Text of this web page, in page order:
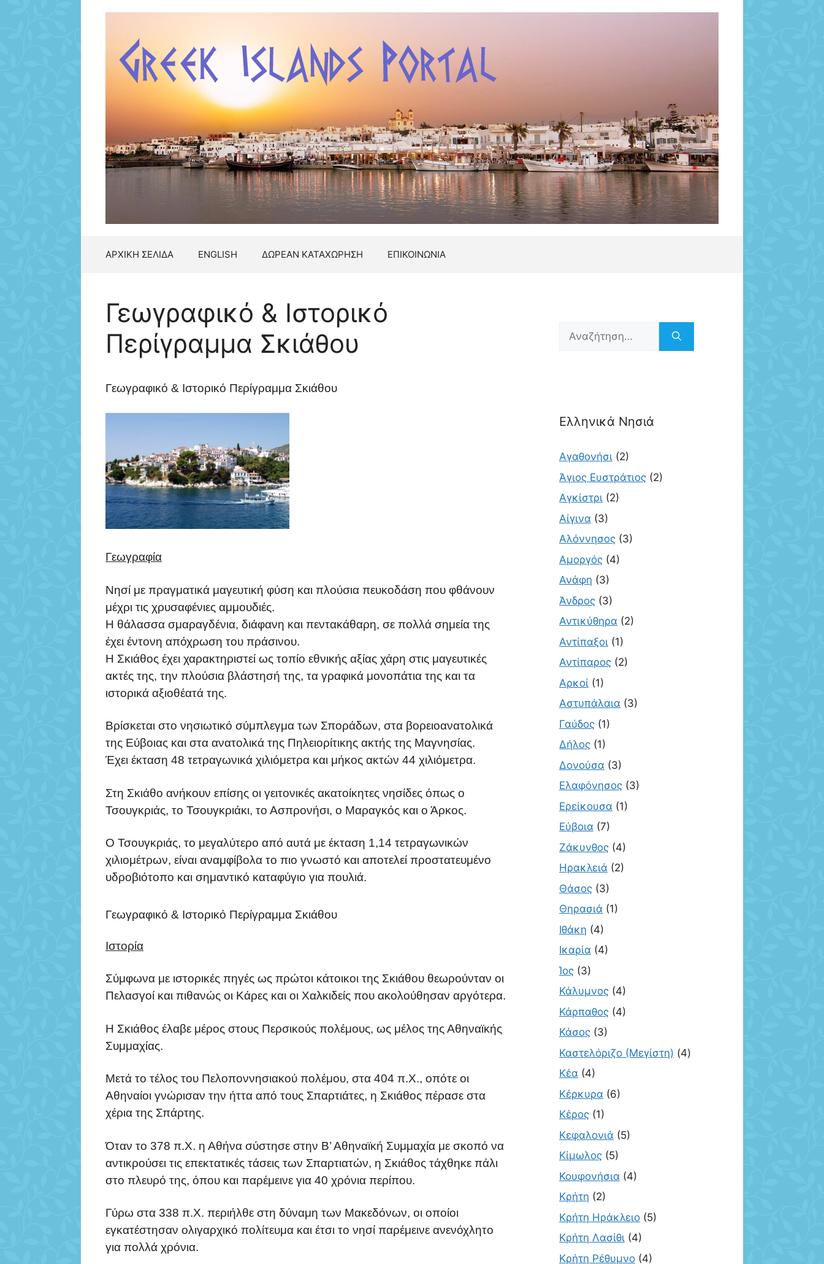
ΑΡΧΙΚΗ ΣΕΛΙΔΑ ENGLISH ΔΩΡΕΑΝ ΚΑΤΑΧΩΡΗΣΗ ΕΠΙΚΟΙΝΩΝΙΑ
Γεωγραφικό & Ιστορικό
Περίγραμμα Σκιάθου
Γεωγραφικό & Ιστορικό Περίγραμμα Σκιάθου
Γεωγραφία
Νησί με πραγματικά μαγευτική φύση και πλούσια πευκοδάση που φθάνουν
μέχρι τις χρυσαφένιες αμμουδιές.
Η θάλασσα σμαραγδένια, διάφανη και πεντακάθαρη, σε πολλά σημεία της
έχει έντονη απόχρωση του πράσινου.
Η Σκιάθος έχει χαρακτηριστεί ως τοπίο εθνικής αξίας χάρη στις μαγευτικές
ακτές της, την πλούσια βλάστησή της, τα γραφικά μονοπάτια της και τα
ιστορικά αξιοθέατά της.
Βρίσκεται στο νησιωτικό σύμπλεγμα των Σποράδων, στα βορειοανατολικά
της Εύβοιας και στα ανατολικά της Πηλειορίτικης ακτής της Μαγνησίας.
Έχει έκταση 48 τετραγωνικά χιλιόμετρα και μήκος ακτών 44 χιλιόμετρα.
Στη Σκιάθο ανήκουν επίσης οι γειτονικές ακατοίκητες νησίδες όπως ο
Τσουγκριάς, το Τσουγκριάκι, το Ασπρονήσι, ο Μαραγκός και ο Άρκος.
Ο Τσουγκριάς, το μεγαλύτερο από αυτά με έκταση 1,14 τετραγωνικών
χιλιομέτρων, είναι αναμφίβολα το πιο γνωστό και αποτελεί προστατευμένο
υδροβιότοπο και σημαντικό καταφύγιο για πουλιά.
Γεωγραφικό & Ιστορικό Περίγραμμα Σκιάθου
Ιστορία
Σύμφωνα με ιστορικές πηγές ως πρώτοι κάτοικοι της Σκιάθου θεωρούνταν οι
Πελασγοί και πιθανώς οι Κάρες και οι Χαλκιδείς που ακολούθησαν αργότερα.
Η Σκιάθος έλαβε μέρος στους Περσικούς πολέμους, ως μέλος της Αθηναϊκής
Συμμαχίας.
Μετά το τέλος του Πελοποννησιακού πολέμου, στα 404 π.Χ., οπότε οι
Αθηναίοι γνώρισαν την ήττα από τους Σπαρτιάτες, η Σκιάθος πέρασε στα
χέρια της Σπάρτης.
Όταν το 378 π.Χ. η Αθήνα σύστησε στην Β’ Αθηναϊκή Συμμαχία με σκοπό να
αντικρούσει τις επεκτατικές τάσεις των Σπαρτιατών, η Σκιάθος τάχθηκε πάλι
στο πλευρό της, όπου και παρέμεινε για 40 χρόνια περίπου.
Γύρω στα 338 π.Χ. περιήλθε στη δύναμη των Μακεδόνων, οι οποίοι
εγκατέστησαν ολιγαρχικό πολίτευμα και έτσι το νησί παρέμεινε ανενόχλητο
για πολλά χρόνια.
Αναζήτηση
Ελληνικά Νησιά
Αγαθονήσι (2)
Άγιος Ευστράτιος (2)
Αγκίστρι (2)
Αίγινα (3)
Αλόννησος (3)
Αμοργός (4)
Ανάφη (3)
Άνδρος (3)
Αντικύθηρα (2)
Αντίπαξοι (1)
Αντίπαρος (2)
Αρκοί (1)
Αστυπάλαια (3)
Γαύδος (1)
Δήλος (1)
Δονούσα (3)
Ελαφόνησος (3)
Ερείκουσα (1)
Εύβοια (7)
Ζάκυνθος (4)
Ηρακλειά (2)
Θάσος (3)
Θηρασιά (1)
Ιθάκη (4)
Ικαρία (4)
Ίος (3)
Κάλυμνος (4)
Κάρπαθος (4)
Κάσος (3)
Καστελόριζο (Μεγίστη) (4)
Κέα (4)
Κέρκυρα (6)
Κέρος (1)
Κεφαλονιά (5)
Κίμωλος (5)
Κουφονήσια (4)
Κρήτη (2)
Κρήτη Ηράκλειο (5)
Κρήτη Λασίθι (4)
Κρήτη Ρέθυμνο (4)